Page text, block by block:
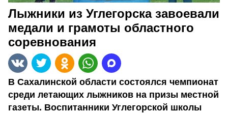
Лыжники из Углегорска завоевали
медали и грамоты областного
соревнования
В Сахалинской области состоялся чемпионат
среди летающих лыжников на призы местной
газеты. Воспитанники Углегорской школы